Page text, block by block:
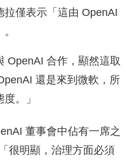
拉僅表示「這由 OpenAI
OpenAI 合作，顯然這取
還是來到微軟，所
。」
董事會中佔有一席之
很明顯，治理方面必須